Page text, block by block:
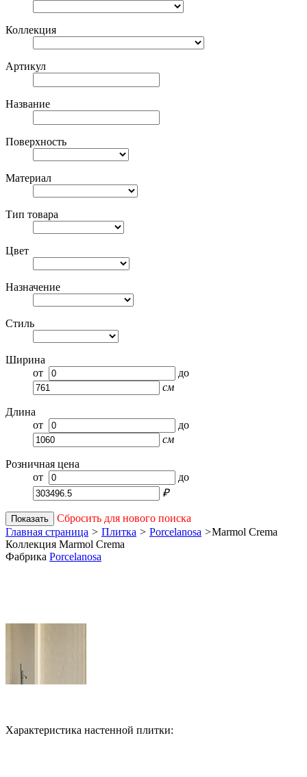
Коллекция
Артикул
Название
Поверхность
Материал
Тип товара
Цвет
Назначение
Стиль
Ширина
от
до
см
Длина
от
до
см
Розничная цена
от
до
₽
Показать
Сбросить для нового поиска
Главная страница > Плитка > Porcelanosa >Marmol Crema
Коллекция Marmol Crema
Фабрика Porcelanosa
Характеристика настенной плитки: